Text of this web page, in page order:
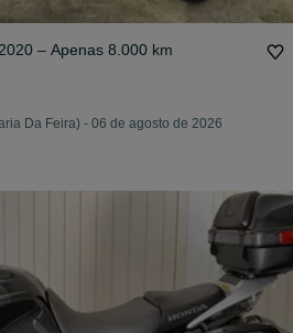
– Apenas 8.000 km
Da Feira) - 06 de agosto de 2026